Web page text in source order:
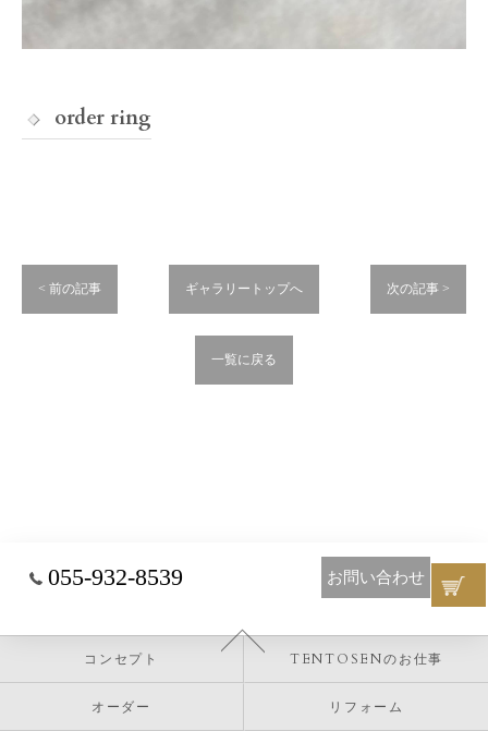
order ring
< 前の記事 ギャラリートップへ 次の記事 >
一覧に戻る
055-932-8539 お問い合わせ
コンセプト TENTOSENのお仕事
オーダー リフォーム